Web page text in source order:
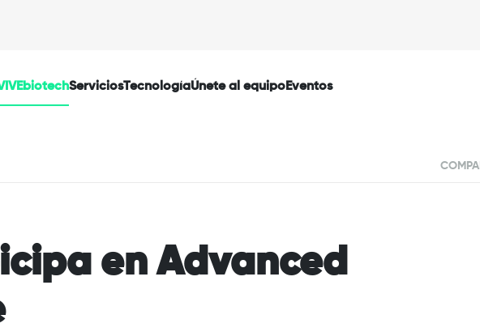
ServiciosTecnologíaÚnete al equipo Eventos
en Advanced